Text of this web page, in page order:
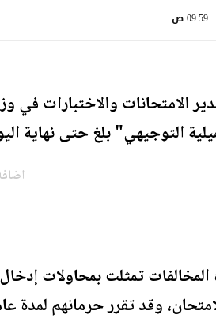
09:59 ص
الامتحانات والاختبارات في
التوجيهي" بلغ حتى نهاية اليوم
تمثلت بمحاولات
وقد تقرر حرمانهم لمدة